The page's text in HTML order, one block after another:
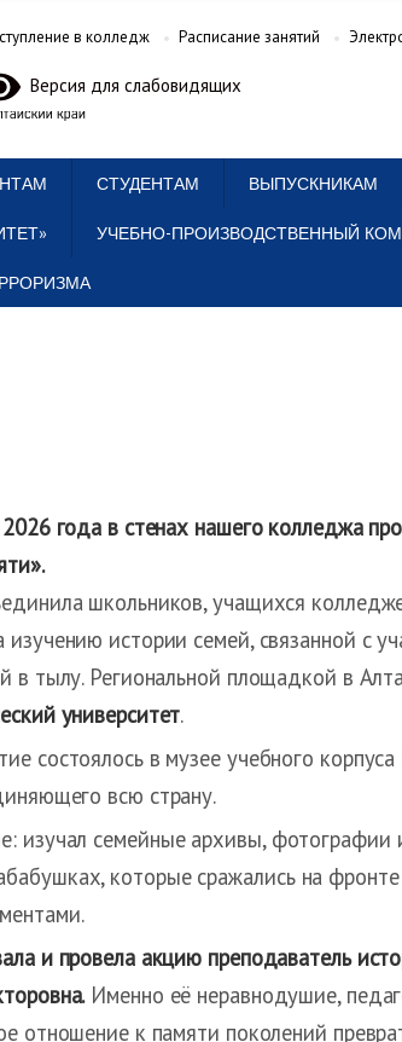
в колледж Расписание занятий
Версия для слабовидящих
СТУДЕНТАМ ВЫПУСКНИКАМ
УЧЕБНО-ПРОИЗВОДСТВЕННЫЙ
года в стенах нашего колледжа
школьников, учащихся
изучению истории семей, связанной с
в тылу. Региональной площадкой в
университет.
состоялось в музее учебного
всю страну.
изучал семейные архивы,
которые сражались на
и провела акцию преподаватель
Именно её неравнодушие,
отношение к памяти поколений